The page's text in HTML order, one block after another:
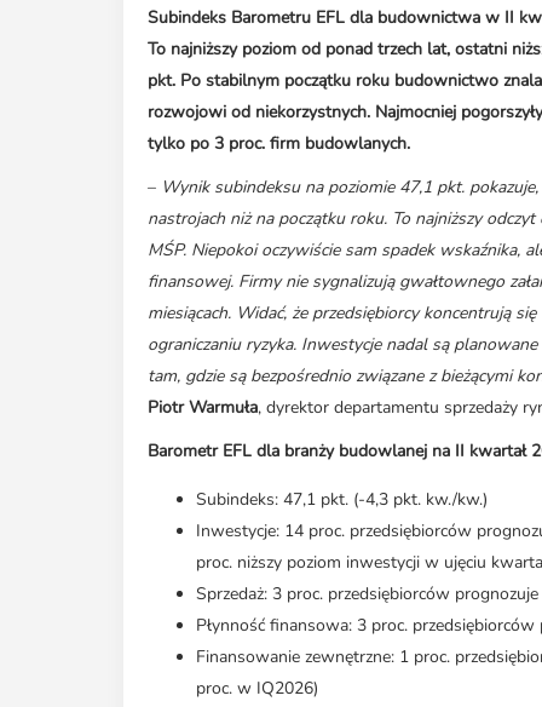
Subindeks Barometru EFL dla budownictwa w II
To najniższy poziom od ponad trzech lat, ostatni
pkt. Po stabilnym początku roku budownictwo
rozwojowi od niekorzystnych. Najmocniej
tylko po 3 proc. firm budowlanych.
– Wynik subindeksu na poziomie 47,1 pkt.
nastrojach niż na początku roku. To najniższy
MŚP. Niepokoi oczywiście sam spadek wskaźnika,
finansowej. Firmy nie sygnalizują gwałtownego
miesiącach. Widać, że przedsiębiorcy koncentrują
ograniczaniu ryzyka. Inwestycje nadal są
tam, gdzie są bezpośrednio związane z bieżącymi
Piotr Warmuła, dyrektor departamentu sprzedaży
Barometr EFL dla branży budowlanej na II kwartał
Subindeks: 47,1 pkt. (-4,3 pkt. kw./kw.)
Inwestycje: 14 proc. przedsiębiorców
proc. niższy poziom inwestycji w ujęciu
Sprzedaż: 3 proc. przedsiębiorców
Płynność finansowa: 3 proc.
Finansowanie zewnętrzne: 1 proc.
proc. w IQ2026)